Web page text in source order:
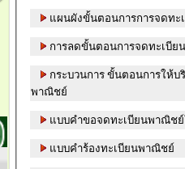
แผนผังขั้นตอนการการจดท
การลดขั้นตอนการจดทะเบี
กระบวนการ ขั้นตอนการให้บ
พาณิชย์
แบบคำขอจดทะเบียนพาณิช
แบบคำร้องทะเบียนพาณิชย์